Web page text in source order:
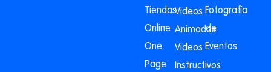
Tiendas
Online
One
Page
Videos
Animados
Videos
Instructivos
Fotografía
de
Eventos